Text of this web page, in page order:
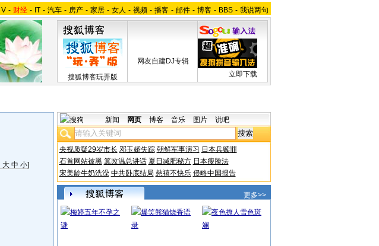
V - 财经 - IT - 汽车 - 房产 - 家居 - 女人 - 视频 - 播客 - 邮件 - 博客 - BBS - 我说两句
搜狐博客玩弄版
网友自建DJ专辑
立即下载
大 中 小]
新闻 网页 博客 音乐 图片 说吧
央视质疑29岁市长 邓玉娇失踪 朝鲜军事演习 日本兵赎罪
石首网站被黑 篡改温总讲话 夏日减肥秘方 日本瘦脸法
宋美龄牛奶洗澡 中共卧底结局 慈禧不快乐 侵略中国报告
更多>>